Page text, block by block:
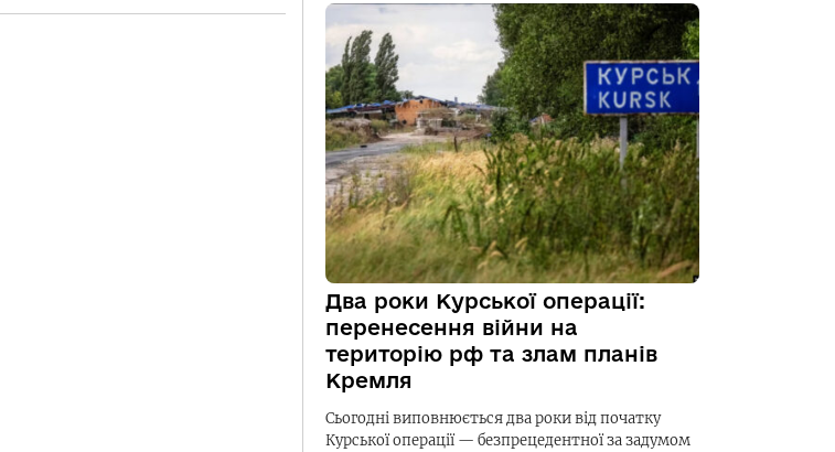
Два роки Курської операції:
перенесення війни на
територію рф та злам планів
Кремля
Сьогодні виповнюється два роки від початку
Курської операції — безпрецедентної за задумом